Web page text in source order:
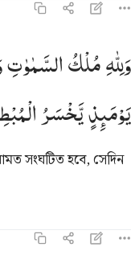
ولله ملك السماوات
وَلِلَّهِ مُلْكُ ٱلسَّمَـٰوَٰتِ
وَلِلّٰهِمُلْكُالسَّمٰوٰتِ
یَوْمَىِٕذٍیَّخْسَرُ
সংঘটিত হবে, সেদিন